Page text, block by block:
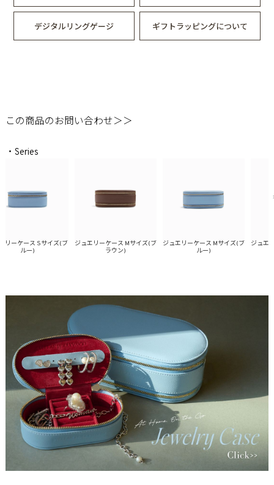
デジタルリングゲージ ギフトラッピングについて
この商品のお問い合わせ＞＞
・Series
ーケース Sサイズ(ブ
ルー)
ジュエリーケース Mサイズ(ブ
ラウン)
ジュエリーケース Mサイズ(ブ
ルー)
ジュエリ